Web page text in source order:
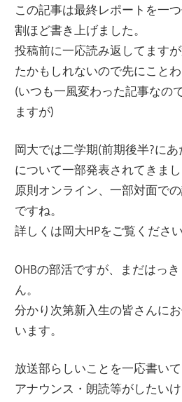
送
文
部
ブ
ペ
ー
ジ
で
す
この記事は最終レポートを一
割ほど書き上げました。
投稿前に一応読み返してます
たかもしれないので先にことわ
(いつも一風変わった記事なの
ますが)
岡大では二学期(前期後半?に
について一部発表されてきまし
原則オンライン、一部対面で
ですね。
詳しくは岡大HPをご覧ください
OHBの部活ですが、まだはっ
ん。
分かり次第新入生の皆さんに
います。
放送部らしいことを一応書いて
アナウンス・朗読等がしたい